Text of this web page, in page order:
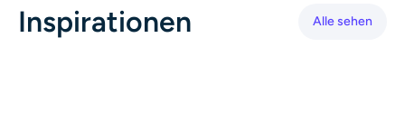
Kleiderbügel
Inspirationen Alle sehen